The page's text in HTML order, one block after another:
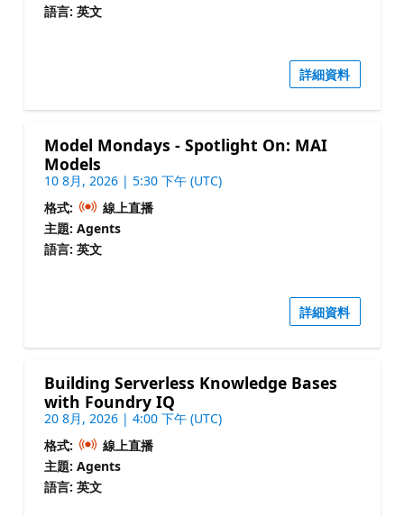
語言: 英文
詳細資料
Model Mondays - Spotlight On: MAI
Models
10 8月, 2026 | 5:30 下午 (UTC)
格式:
線上直播
主題: Agents
語言: 英文
詳細資料
Building Serverless Knowledge Bases
with Foundry IQ
20 8月, 2026 | 4:00 下午 (UTC)
格式:
線上直播
主題: Agents
語言: 英文